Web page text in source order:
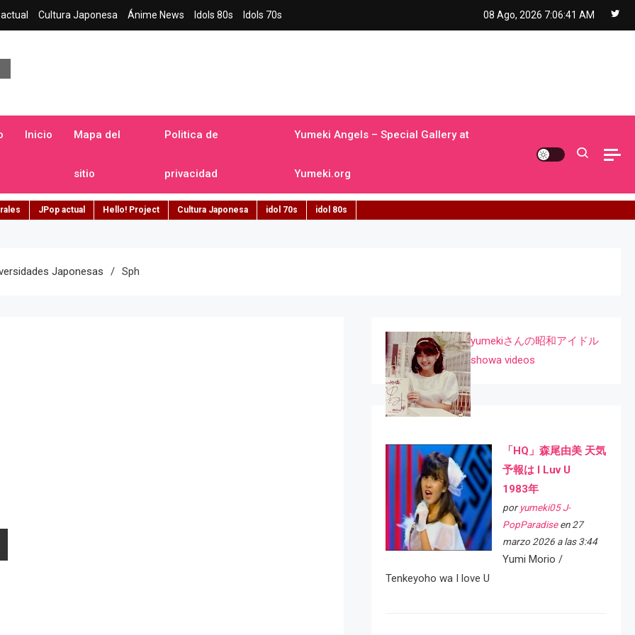
Cultura Japonesa Ánime News Idols 80s Idols 70s 08 Ago, 2026 7:06:42 AM
Inicio Mapa del
sitio
Politica de
privacidad
Yumeki Angels – Special Gallery at
Yumeki.org
JPop actual Hello! Project Cultura Japonesa idol 70s idol 80s
Japonesas Sph
yumekiさんの昭和アイドル
showa videos
「HQ」森尾由美 天気
予報は I Luv U
1983年
por yumeki05 J-
PopParadiseen 27
marzo 2026 a las 3:44
Yumi Morio /
Tenkeyoho wa I love U